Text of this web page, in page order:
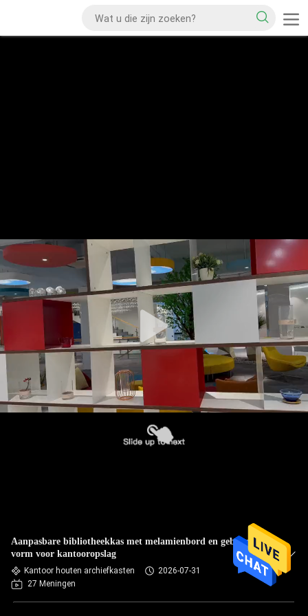
Aanpasbare bibliotheekkas met melamienbord en gebogen
vorm voor kantooropslag
Kantoor houten archiefkasten
2026-07-31
27 Meningen